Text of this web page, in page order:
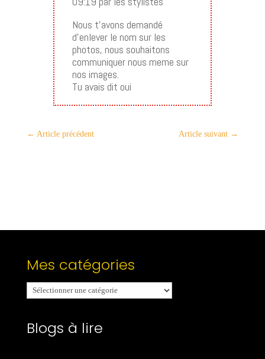
Nous t’avons demandé
d’enlever le nom sur les
photos, nous souhaitons
communiquer nous meme sur
nos images.
Tu avais dit oui
← Article précédent Article suivant →
Mes catégories
Mes
catégories
Blogs à lire